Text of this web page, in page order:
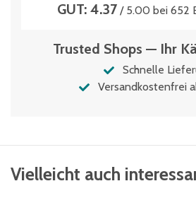
GUT: 4.37 / 5.00 bei 652
Trusted Shops — Ihr
Schnelle
Versandkostenfrei
Vielleicht auch